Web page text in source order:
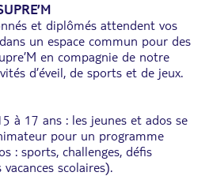
et diplômés attendent vos
un espace commun pour des
en compagnie de notre
d’éveil, de sports et de jeux.
à 17 ans : les jeunes et ados se
pour un programme
: sports, challenges, défis
scolaires).